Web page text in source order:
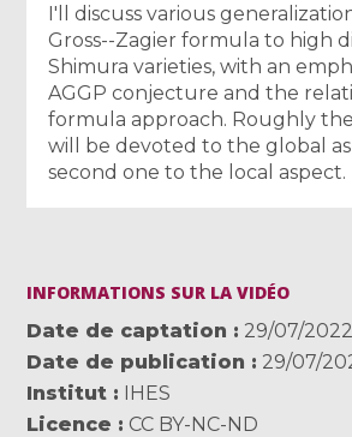
I'll discuss various
Gross--Zagier formula to high
Shimura varieties, with an
AGGP conjecture and the
formula approach. Roughly
will be devoted to the global
second one to the local aspect.
INFORMATIONS SUR LA VIDÉO
Date de captation
29/07/2022
Date de publication
29/07/
Institut
IHES
Licence
CC BY-NC-ND